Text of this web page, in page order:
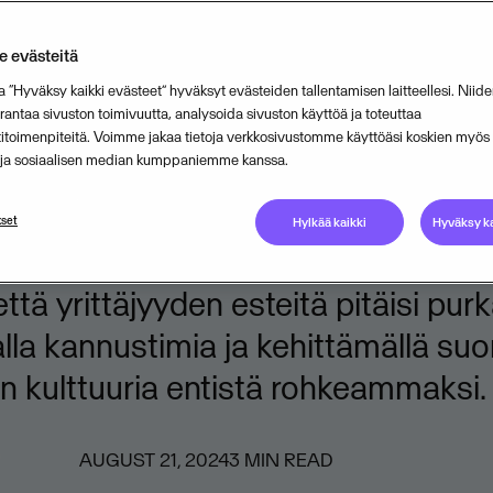
tuoreen tutkimuksen
lähtökohdat ovat Suomessa
Ville Kuusela sanoo
yrittäjyyden esteitä pitäisi
kannustimia ja kehittämällä
kulttuuria entistä rohkeammaksi.
AUGUST 21, 20243 MIN READ
evästeitä
“Hyväksy kaikki evästeet” hyväksyt evästeiden tallentamisen laitteellesi.
sivuston toimivuutta, analysoida sivuston käyttöä ja toteuttaa
Voimme jakaa tietoja verkkosivustomme käyttöäsi koskien myös
sosiaalisen median kumppaniemme kanssa.
Hylkää kaikki Hyväksy